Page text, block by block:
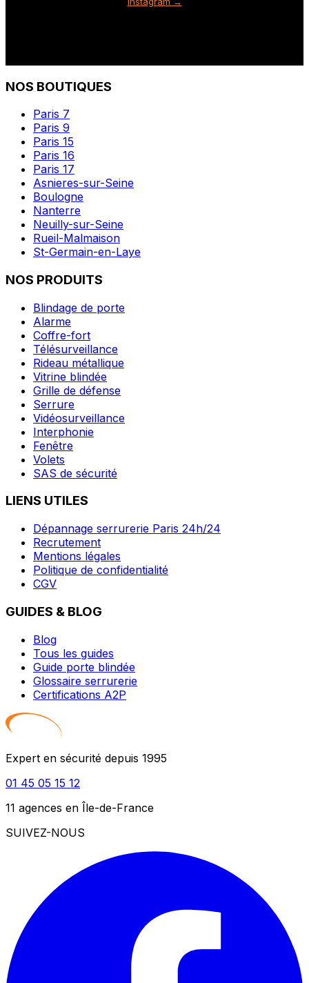
NOS BOUTIQUES
Paris 7
Paris 9
Paris 15
Paris 16
Paris 17
Asnieres-sur-Seine
Boulogne
Nanterre
Neuilly-sur-Seine
Rueil-Malmaison
St-Germain-en-Laye
NOS PRODUITS
Blindage de porte
Alarme
Coffre-fort
Télésurveillance
Rideau métallique
Vitrine blindée
Grille de défense
Serrure
Vidéosurveillance
Interphonie
Fenêtre
Volets
SAS de sécurité
LIENS UTILES
Dépannage serrurerie Paris 24h/24
Recrutement
Mentions légales
Politique de confidentialité
CGV
GUIDES & BLOG
Blog
Tous les guides
Guide porte blindée
Glossaire serrurerie
Certifications A2P
Expert en sécurité depuis 1995
01 45 05 15 12
11 agences en Île-de-France
SUIVEZ-NOUS